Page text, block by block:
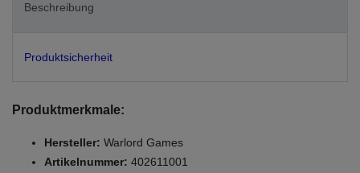
Beschreibung
Produktsicherheit
Produktmerkmale:
Hersteller: Warlord Games
Artikelnummer: 402611001